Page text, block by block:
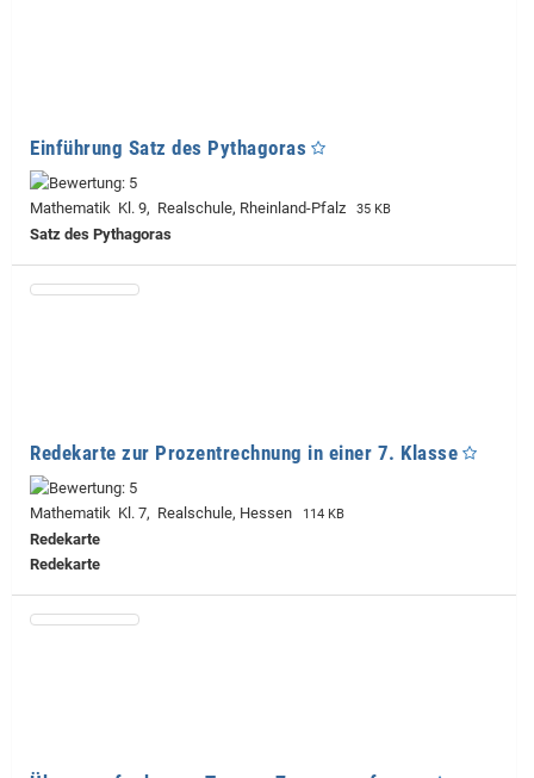
Einführung Satz des Pythagoras
Mathematik Kl. 9, Realschule, Rheinland-Pfalz 35 KB
Satz des Pythagoras
Redekarte zur Prozentrechnung in einer 7. Klasse
Mathematik Kl. 7, Realschule, Hessen 114 KB
Redekarte
Redekarte